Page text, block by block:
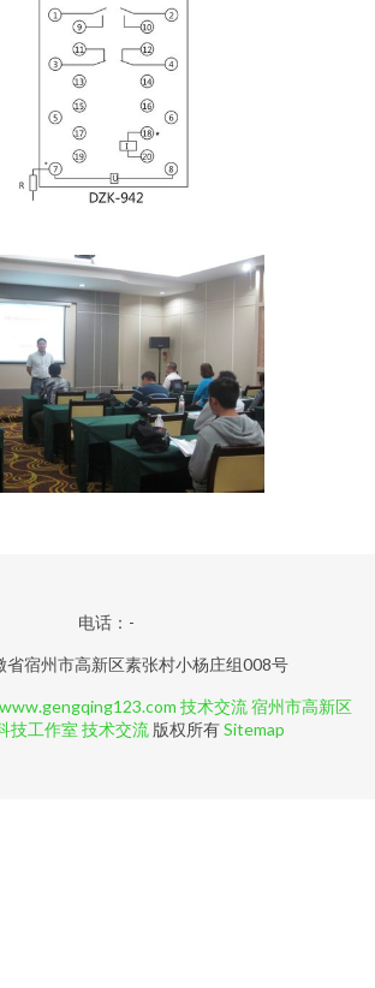
电话：-
省宿州市高新区素张村小杨庄组008号
www.gengqing123.com 技术交流宿州市高新区
技工作室 技术交流 版权所有Sitemap